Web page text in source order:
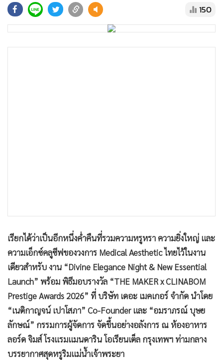
• Green Innovation & SD
• Management & HR
• วิทยาศาสตร์
• SMEs
• หุ้น
• อินโดจีน
กองทุนรวม
•
Celeb Online
Factcheck
• ญี่ปุ่น
150
เรียกได้ว่าเป็นอีกหนึ่งค่ำคืนที่รวมความหรูหรา ความยิ่งใหญ่ และ
ความเอ็กซ์คลูซีฟของวงการ Medical Aesthetic ไทยไว้ในงาน
เดียวสำหรับ งาน “Divine Elegance Night & New Essential
Launch” พร้อม พิธีมอบรางวัล “THE MAKER x CLINABOM
Prestige Awards 2026” ที่ บริษัท เดอะ เมคเกอร์ จำกัด นำโดย
“เนติกาญจน์ เปาโสภา” Co-Founder และ “อมราภรณ์ บุษย
ลักษณ์” กรรมการผู้จัดการ จัดขึ้นอย่างอลังการ ณ ห้องอาหาร
ลอร์ด จิมส์ โรงแรมแมนดาริน โอเรียนเต็ล กรุงเทพฯ ท่ามกลาง
บรรยากาศสุดหรูริมแม่น้ำเจ้าพระยา